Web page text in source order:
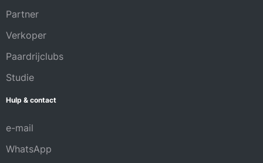
Partner
Verkoper
Paardrijclubs
Studie
Hulp & contact
e-mail
WhatsApp